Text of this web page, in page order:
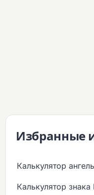
Избранные
Калькулятор
Калькулятор